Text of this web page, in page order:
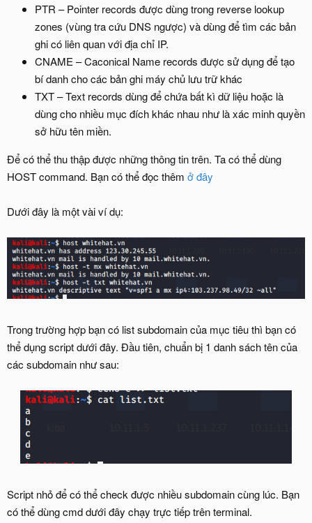
PTR – Pointer records được dùng trong reverse lookup
zones (vùng tra cứu DNS ngược) và dùng để tìm các bản
ghi có liên quan với địa chỉ IP.
CNAME – Caconical Name records được sử dụng để tạo
bí danh cho các bản ghi máy chủ lưu trữ khác
TXT – Text records dùng để chứa bất kì dữ liệu hoặc là
dùng cho nhiều mục đích khác nhau như là xác minh quyền
sở hữu tên miền.
Để có thể thu thập được những thông tin trên. Ta có thể dùng
HOST command. Bạn có thể đọc thêm ở đây
Dưới đây là một vài ví dụ:
Trong trường hợp bạn có list subdomain của mục tiêu thì bạn có
thể dụng script dưới đây. Đầu tiên, chuẩn bị 1 danh sách tên của
các subdomain như sau:
Script nhỏ để có thể check được nhiều subdomain cùng lúc. Bạn
có thể dùng cmd dưới đây chạy trực tiếp trên terminal.